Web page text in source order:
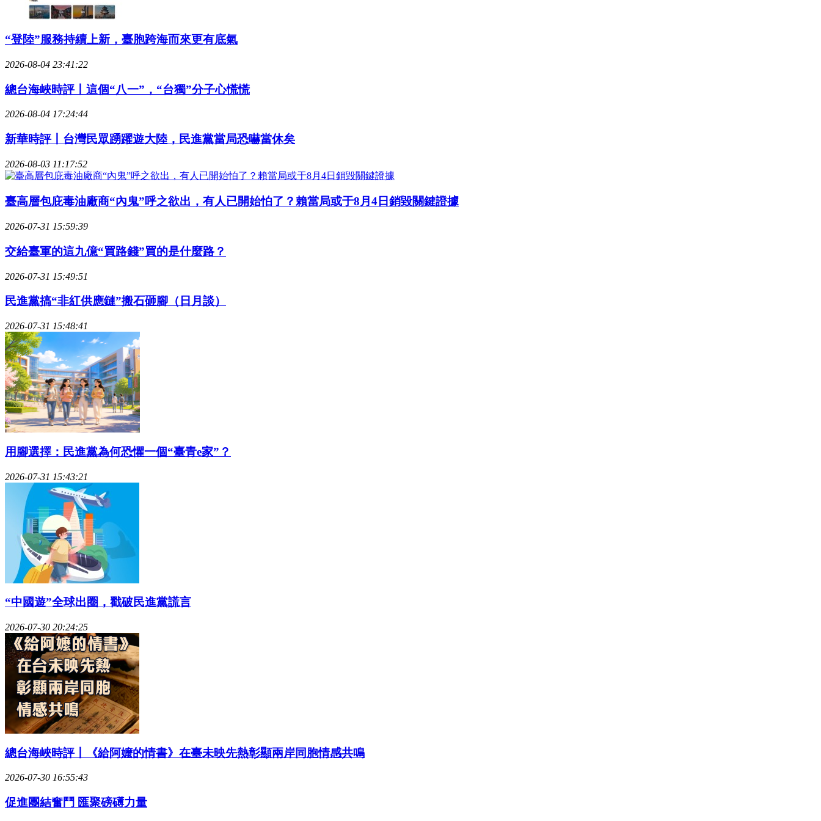
“登陸”服務持續上新，臺胞跨海而來更有底氣
2026-08-04 23:41:22
總台海峽時評丨這個“八一”，“台獨”分子心慌慌
2026-08-04 17:24:44
新華時評丨台灣民眾踴躍遊大陸，民進黨當局恐嚇當休矣
2026-08-03 11:17:52
臺高層包庇毒油廠商“內鬼”呼之欲出，有人已開始怕了？賴當局或于8月4日銷毀關鍵證據
2026-07-31 15:59:39
交給臺軍的這九億“買路錢”買的是什麼路？
2026-07-31 15:49:51
民進黨搞“非紅供應鏈”搬石砸腳（日月談）
2026-07-31 15:48:41
用腳選擇：民進黨為何恐懼一個“臺青e家”？
2026-07-31 15:43:21
“中國遊”全球出圈，戳破民進黨謊言
2026-07-30 20:24:25
總台海峽時評丨《給阿嬤的情書》在臺未映先熱彰顯兩岸同胞情感共鳴
2026-07-30 16:55:43
促進團結奮鬥 匯聚磅礡力量